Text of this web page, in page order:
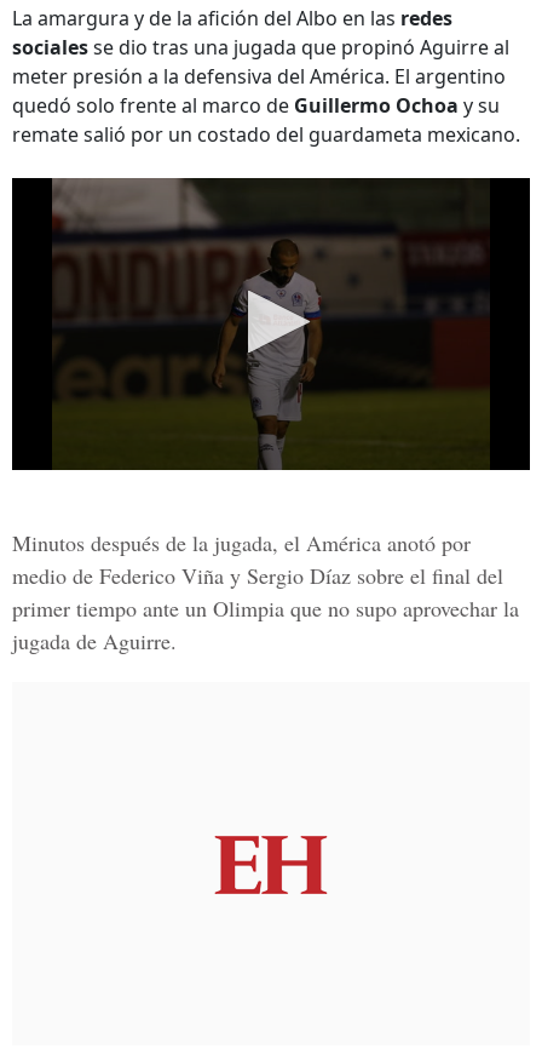
La amargura y de la afición del Albo en las redes
socialesse dio tras una jugada que propinó Aguirre al
meter presión a la defensiva del América. El argentino
quedó solo frente al marco de Guillermo Ochoa y su
remate salió por un costado del guardameta mexicano.
Minutos después de la jugada, el América anotó por
medio de Federico Viña y Sergio Díaz sobre el final del
primer tiempo ante un Olimpia que no supo aprovechar la
jugada de Aguirre.